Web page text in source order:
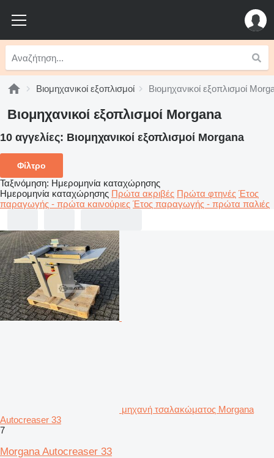
Βιομηχανικοί εξοπλισμοί Βιομηχανικοί εξοπλισμοί
Βιομηχανικοί εξοπλισμοί Morgana
10 αγγελίες: Βιομηχανικοί εξοπλισμοί Morgana
Φίλτρο
Ταξινόμηση: Ημερομηνία καταχώρησης
Ημερομηνία καταχώρησης Πρώτα ακριβές Πρώτα φτηνές Έτος
παραγωγής - πρώτα καινούριες Έτος παραγωγής - πρώτα παλιές
μηχανή τσαλακώματος Morgana
Autocreaser 33
7
Morgana Autocreaser 33